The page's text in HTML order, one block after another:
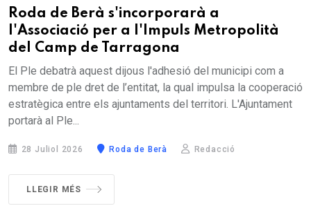
Roda de Berà s'incorporarà a
l'Associació per a l'Impuls Metropolità
del Camp de Tarragona
El Ple debatrà aquest dijous l'adhesió del municipi com a
membre de ple dret de l’entitat, la qual impulsa la cooperació
estratègica entre els ajuntaments del territori. L'Ajuntament
portarà al Ple...
28 Juliol 2026 Roda de Berà Redacció
LLEGIR MÉS